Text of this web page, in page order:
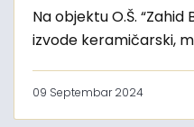
Na objektu O.Š.
izvode keramičarski,
09 Septembar 2024